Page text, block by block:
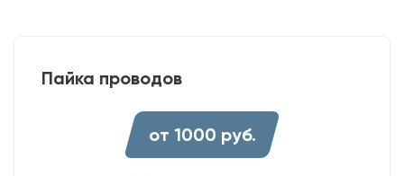
Пайка проводов
от 1000 руб.